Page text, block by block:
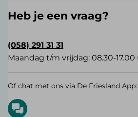
Heb je een vraag?
(058) 291 31 31
Maandag t/m vrijdag: 08.30-17.00
Of chat met ons via De Friesland App: